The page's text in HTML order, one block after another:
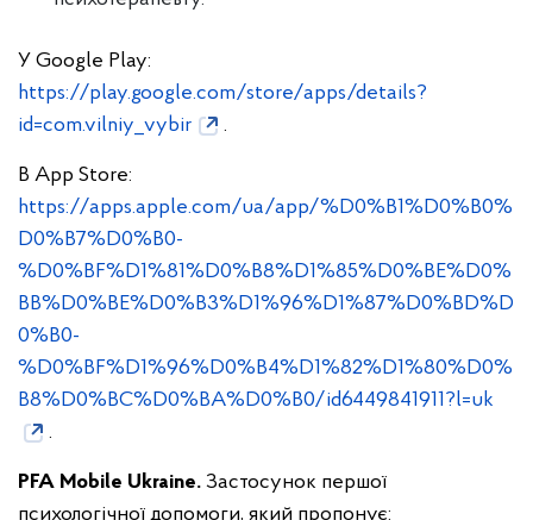
У Google Play:
https://play.google.com/store/apps/details?
id=com.vilniy_vybir
.
В App Store:
https://apps.apple.com/ua/app/%D0%B1%D0%B0%
D0%B7%D0%B0-
%D0%BF%D1%81%D0%B8%D1%85%D0%BE%D0%
BB%D0%BE%D0%B3%D1%96%D1%87%D0%BD%D
0%B0-
%D0%BF%D1%96%D0%B4%D1%82%D1%80%D0%
B8%D0%BC%D0%BA%D0%B0/id6449841911?l=uk
.
PFA Mobile Ukraine. Застосунок першої
психологічної допомоги, який пропонує: